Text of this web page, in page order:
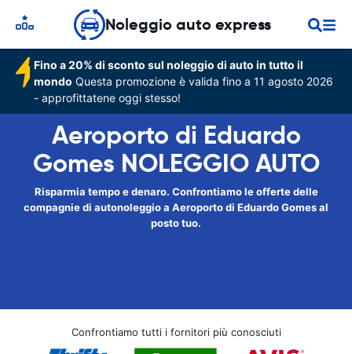
Noleggio auto express
Fino a 20% di sconto sul noleggio di auto in tutto il
mondo Questa promozione è valida fino a 11 agosto 2026
- approfittatene oggi stesso!
Aeroporto di Eduardo
Gomes NOLEGGIO AUTO
Risparmia tempo e denaro. Confrontiamo le offerte delle
compagnie di autonoleggio a Aeroporto di Eduardo Gomes al
posto tuo.
Confrontiamo tutti i fornitori più conosciuti